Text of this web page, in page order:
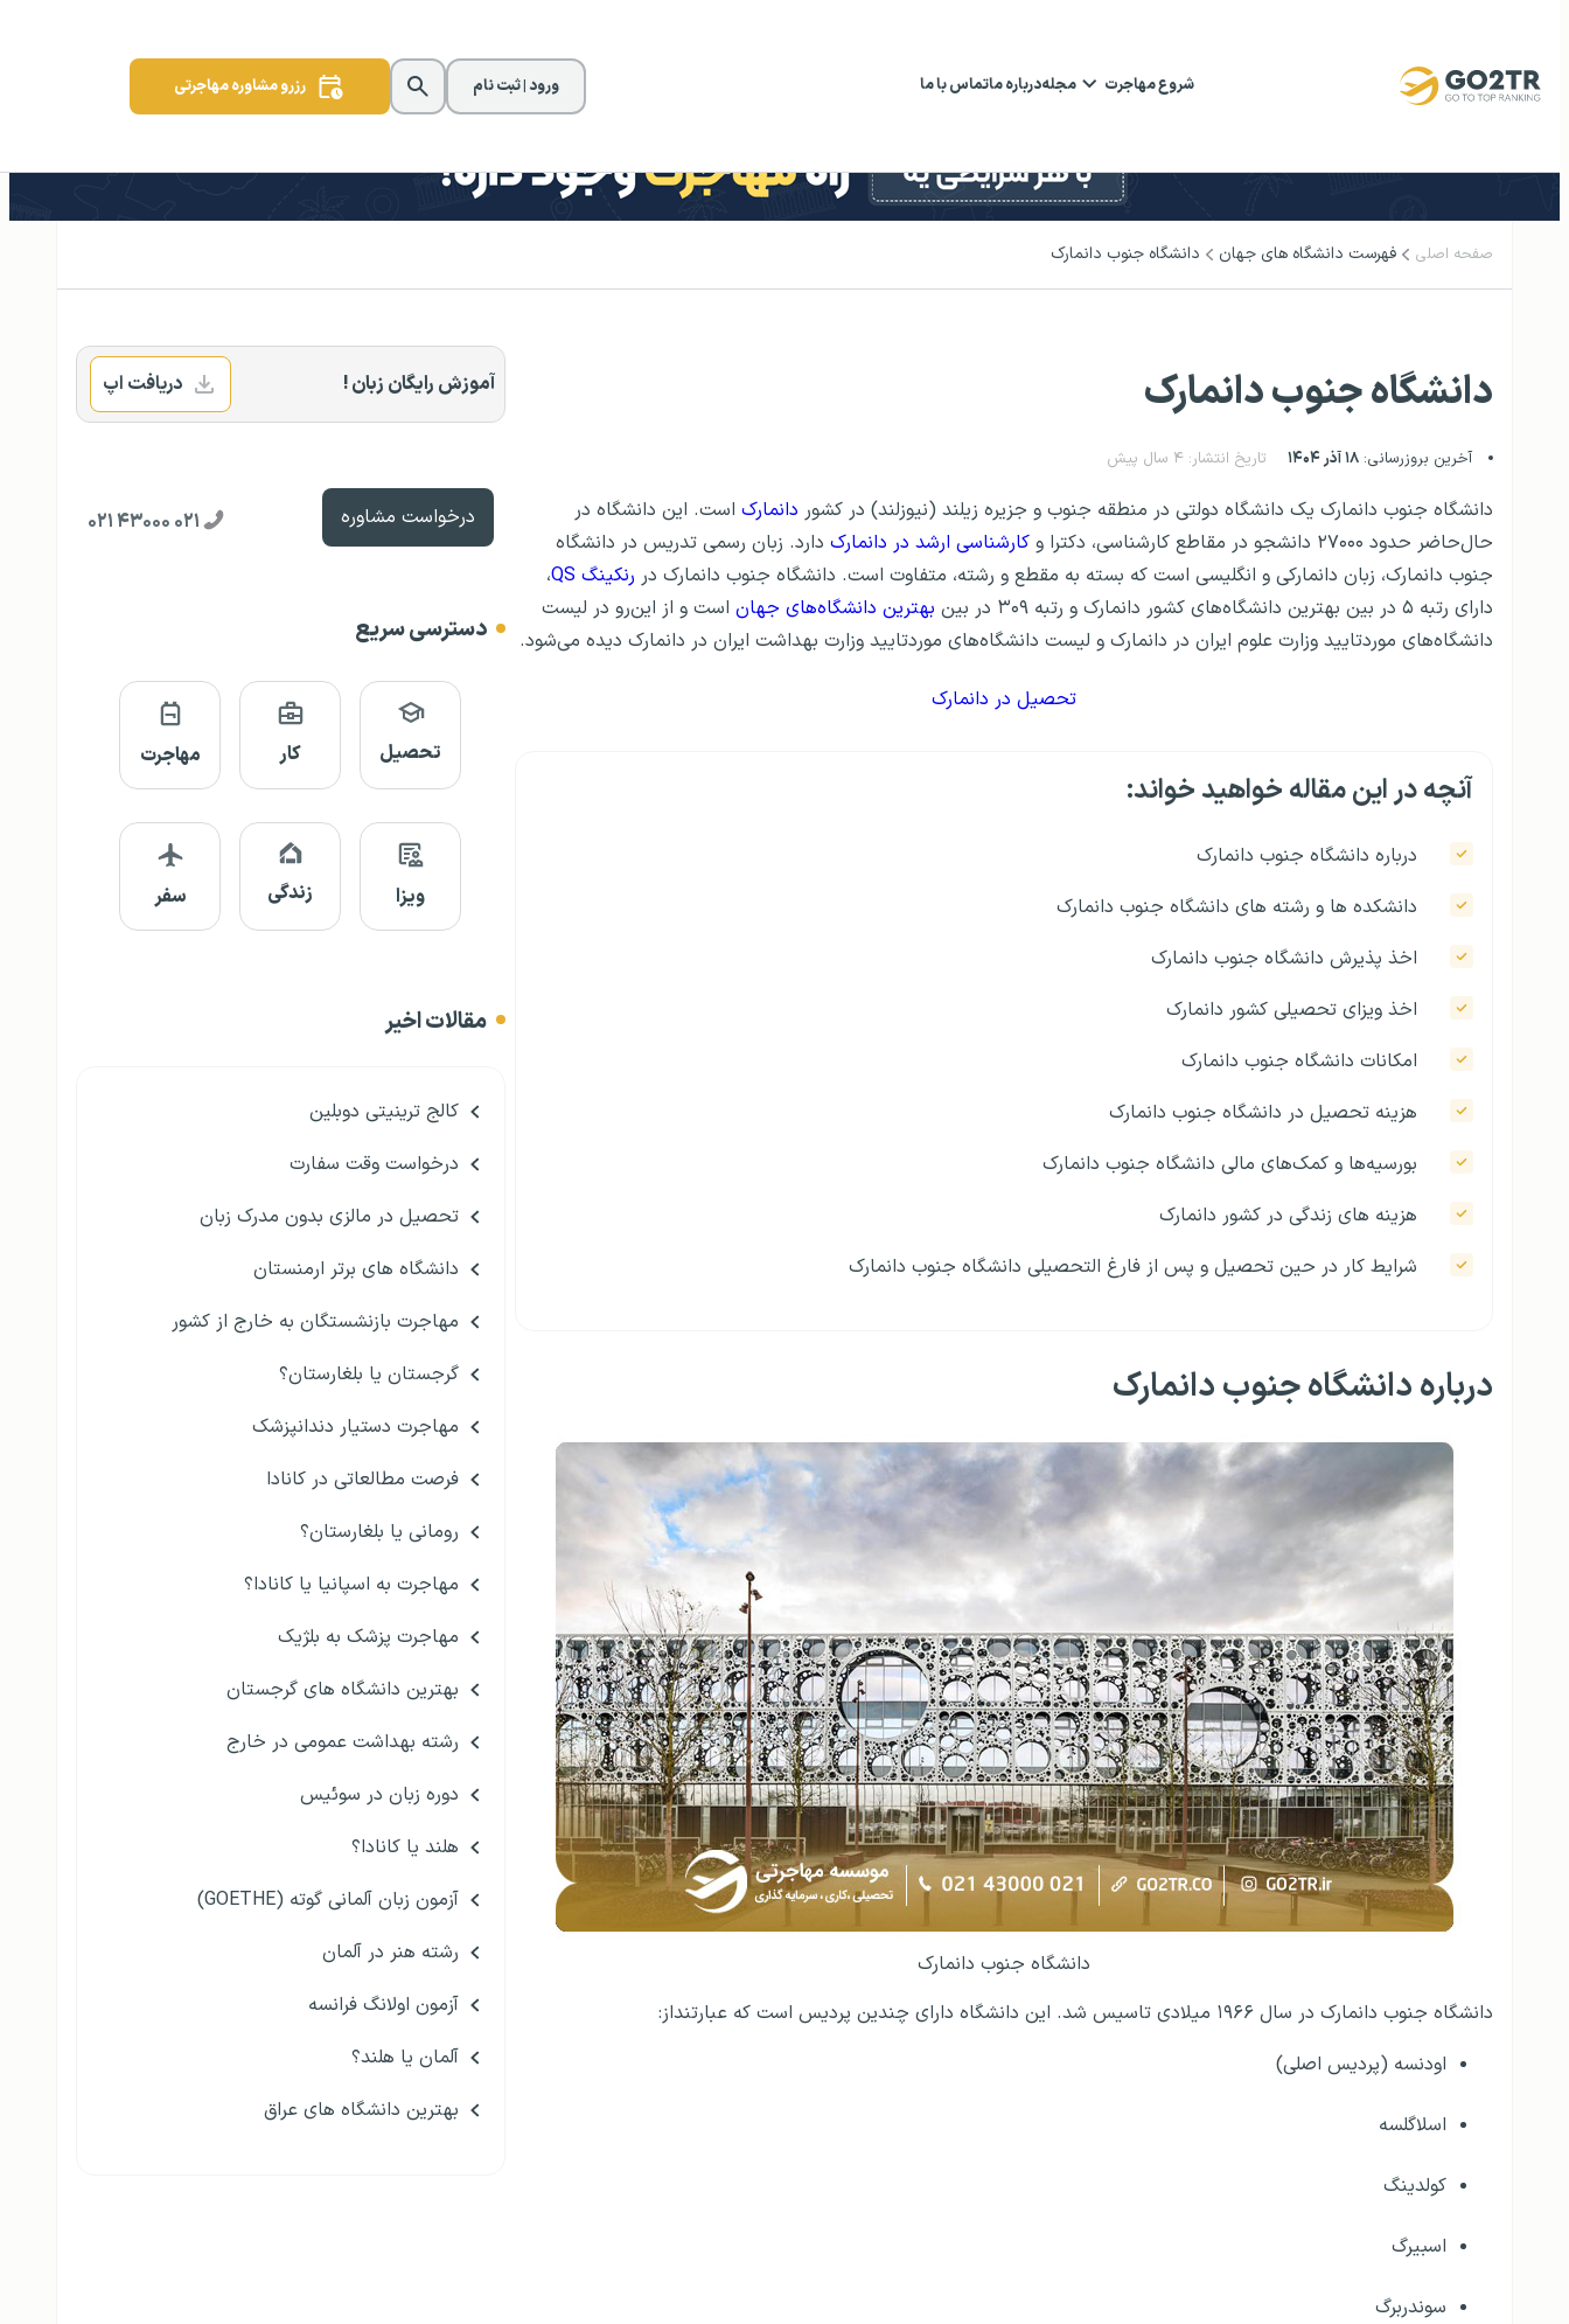
شروع مهاجرت مجلهدرباره ماتماس با ما ورود | ثبت نام رزرو مشاوره مهاجرتی
صفحه اصلی فهرست دانشگاه‌ های جهان دانشگاه جنوب دانمارک
دانشگاه جنوب دانمارک
آخرین بروزرسانی: ۱۸ آذر ۱۴۰۴ تاریخ انتشار: ۴ سال پیش
دانشگاه جنوب دانمارک یک دانشگاه دولتی در منطقه جنوب و جزیره زیلند (نیوزلند) در کشور دانمارک است. این دانشگاه در
حال‌حاضر حدود ۲۷۰۰۰ دانشجو در مقاطع کارشناسی، دکترا و
کارشناسی ارشد در دانمارک دارد. زبان رسمی تدریس در دانشگاه
جنوب دانمارک، زبان دانمارکی و انگلیسی است که بسته به مقطع و رشته، متفاوت است. دانشگاه جنوب دانمارک در رنکینگ QS
،
دارای رتبه ۵ در بین بهترین دانشگاه‌های کشور دانمارک و رتبه ۳۰۹ در بین
بهترین دانشگاه‌های جهان است و از این‌رو در لیست
دانشگاه‌های موردتایید وزارت علوم ایران در دانمارک و لیست دانشگاه‌های موردتایید وزارت بهداشت ایران در دانمارک دیده می‌شود.
تحصیل در دانمارک
آنچه در این مقاله خواهید خواند:
درباره دانشگاه جنوب دانمارک
دانشکده ها و رشته های دانشگاه جنوب دانمارک
اخذ پذیرش دانشگاه جنوب دانمارک
اخذ ویزای تحصیلی کشور دانمارک
امکانات دانشگاه جنوب دانمارک
هزینه تحصیل در دانشگاه جنوب دانمارک
بورسیه‌ها و کمک‌های مالی دانشگاه جنوب دانمارک
هزینه‌ های زندگی در کشور دانمارک
شرایط کار در حین تحصیل و پس‌ از فارغ‌ التحصیلی دانشگاه جنوب دانمارک
درباره دانشگاه جنوب دانمارک
دانشگاه جنوب دانمارک
دانشگاه جنوب دانمارک در سال ۱۹۶۶ میلادی تاسیس شد. این دانشگاه دارای چندین پردیس است که عبارتنداز:
اودنسه (پردیس اصلی)
اسلاگلسه
کولدینگ
اسبیرگ
سوندربرگ
آموزش رایگان زبان ! دریافت اپ
درخواست مشاوره ۰۲۱ ۴۳۰۰۰ ۰۲۱
دسترسی سریع
تحصیل کار مهاجرت
ویزا زندگی سفر
مقالات اخیر
کالج ترینیتی دوبلین
درخواست وقت سفارت
تحصیل در مالزی بدون مدرک زبان
دانشگاه های برتر ارمنستان
مهاجرت بازنشستگان به خارج از کشور
گرجستان یا بلغارستان؟
مهاجرت دستیار دندانپزشک
فرصت مطالعاتی در کانادا
رومانی یا بلغارستان؟
مهاجرت به اسپانیا یا کانادا؟
مهاجرت پزشک به بلژیک
بهترین دانشگاه های گرجستان
رشته بهداشت عمومی در خارج
دوره زبان در سوئیس
هلند یا کانادا؟
آزمون زبان آلمانی گوته (GOETHE)
رشته هنر در آلمان
آزمون اولانگ فرانسه
آلمان یا هلند؟
بهترین دانشگاه های عراق